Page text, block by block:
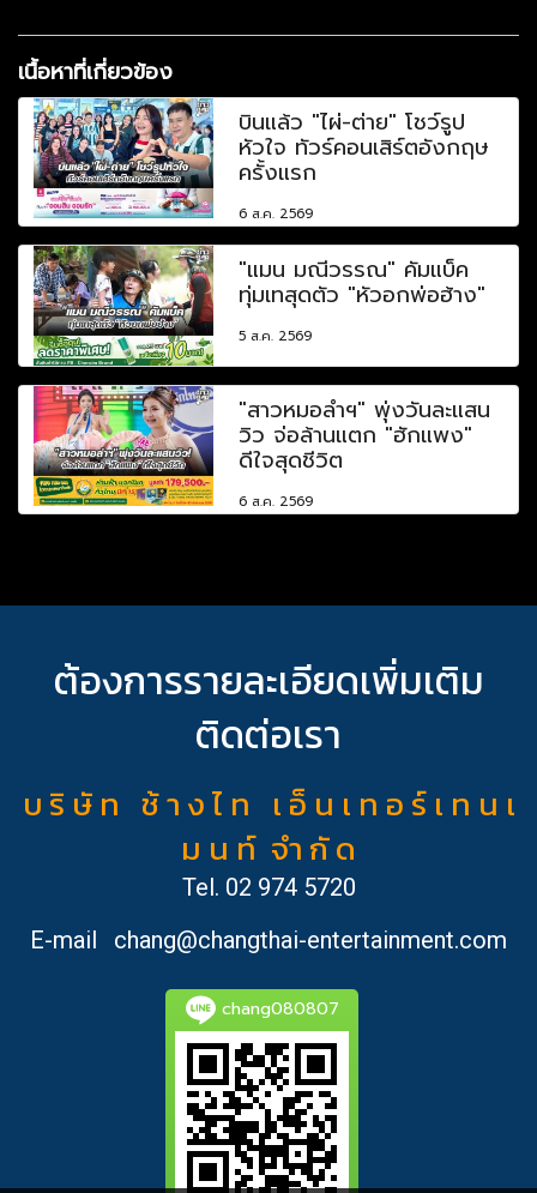
เนื้อหาที่เกี่ยวข้อง
บินแล้ว "ไผ่-ต่าย" โชว์รูป
หัวใจ ทัวร์คอนเสิร์ตอังกฤษ
ครั้งแรก
6 ส.ค. 2569
"แมน มณีวรรณ" คัมแบ็ค
ทุ่มเทสุดตัว "หัวอกพ่อฮ้าง"
5 ส.ค. 2569
"สาวหมอลำฯ" พุ่งวันละแสน
วิว จ่อล้านแตก "ฮักแพง"
ดีใจสุดชีวิต
6 ส.ค. 2569
ต้องการรายละเอียดเพิ่มเติม
ติดต่อเรา
บ ริ ษั ท ช้ า ง ไ ท เ อ็ น เ ท อ ร์ เ ท น เ
ม น ท์ จำ กั ด
Tel. 02 974 5720
E-mail
chang@changthai-entertainment.com
chang080807